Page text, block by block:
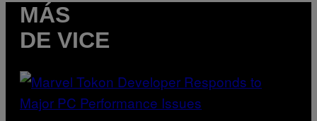
MÁS
DE VICE